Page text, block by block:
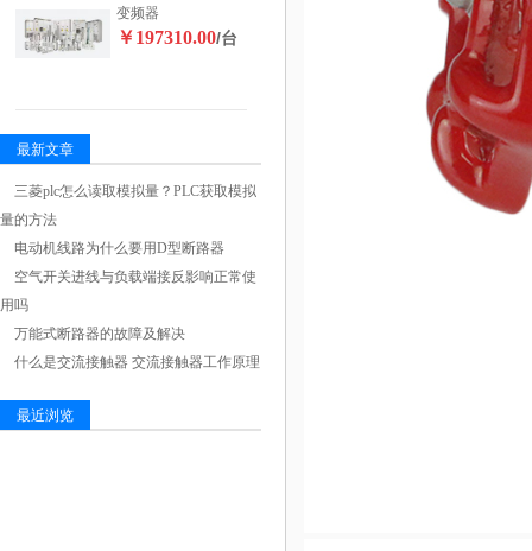
变频器
￥197310.00/台
最新文章
三菱plc怎么读取模拟量？PLC获取模拟
量的方法
电动机线路为什么要用D型断路器
空气开关进线与负载端接反影响正常使
用吗
万能式断路器的故障及解决
什么是交流接触器 交流接触器工作原理
最近浏览